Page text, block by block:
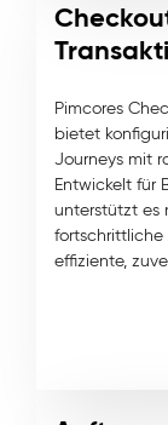
Pimcores
bietet
Journeys mit
Entwickelt für
unterstützt es
fortschrittliche
effiziente,